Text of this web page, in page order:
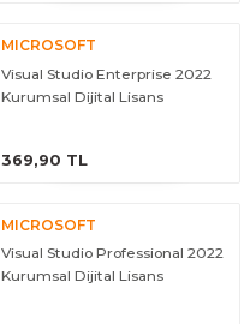
MICROSOFT
Visual Studio Enterprise 2022
Kurumsal Dijital Lisans
369,90 TL
MICROSOFT
Visual Studio Professional 2022
Kurumsal Dijital Lisans